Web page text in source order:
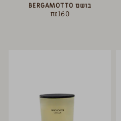
בושם BERGAMOTTO
₪160